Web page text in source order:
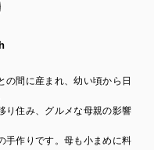
の間に産まれ、幼い頃から日
り住み、グルメな母親の影響
手作りです。母も小まめに料